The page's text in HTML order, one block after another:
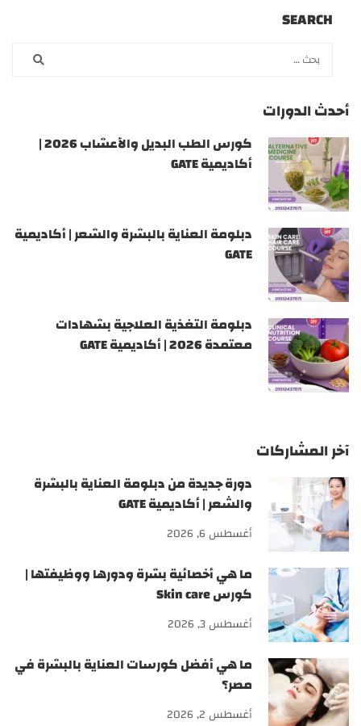
SEARCH
أحدث الدورات
كورس الطب البديل والأعشاب 2026 |
أكاديمية GATE
دبلومة العناية بالبشرة والشعر | أكاديمية
GATE
دبلومة التغذية العلاجية بشهادات
معتمدة 2026 | أكاديمية GATE
آخر المشاركات
دورة جديدة من دبلومة العناية بالبشرة
والشعر | أكاديمية GATE
أغسطس 6, 2026
ما هي أخصائية بشرة ودورها ووظيفتها |
كورس Skin care
أغسطس 3, 2026
ما هي أفضل كورسات العناية بالبشرة في
مصر؟
أغسطس 2, 2026